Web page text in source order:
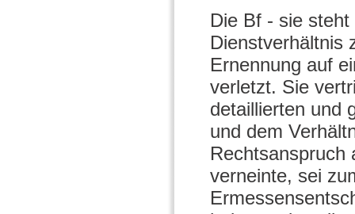
Die Bf - sie
Dienstverhältnis
Ernennung auf
verletzt. Sie
detaillierten und
und dem
Rechtsanspruch
verneinte, sei